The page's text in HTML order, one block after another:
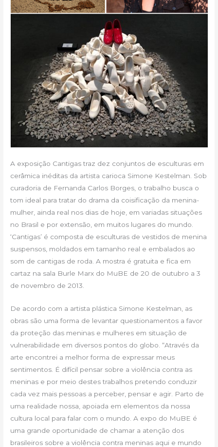
A exposição Cantigas traz dez conjuntos de esculturas em
cerâmica inéditas da artista carioca Simone Kestelman. Sob
curadoria de Fernanda Carlos Borges, o trabalho busca o
tom ideal para tratar do drama da coisificação da menina-
mulher, ainda real nos dias de hoje, em variadas situações
no Brasil e por extensão, em muitos lugares do mundo.
‘Cantigas’ é composta de esculturas de vestidos de menina
suspensos, moldados em tamanho real e embalados ao
som de cantigas de roda. A mostra é gratuita e fica em
cartaz na sala Burle Marx do MuBE de 20 de outubro a 3
de novembro de 2013.
De acordo com a artista plástica Simone Kestelman, as
obras são uma forma de levantar questionamentos a favor
da proteção das meninas e mulheres em situação de
vulnerabilidade em diversos pontos do globo. “Através da
arte encontrei a melhor forma de expressar meus
sentimentos. É difícil pensar sobre a violência contra as
meninas e por meio destes trabalhos pretendo conduzir
cada vez mais pessoas a perceber, pensar e agir. Parto de
uma realidade nossa, apoiada em elementos da nossa
cultura local para falar com o mundo. A expo do MuBE é
uma grande oportunidade de chamar a atenção dos
brasileiros sobre a violência contra meninas aqui e mundo